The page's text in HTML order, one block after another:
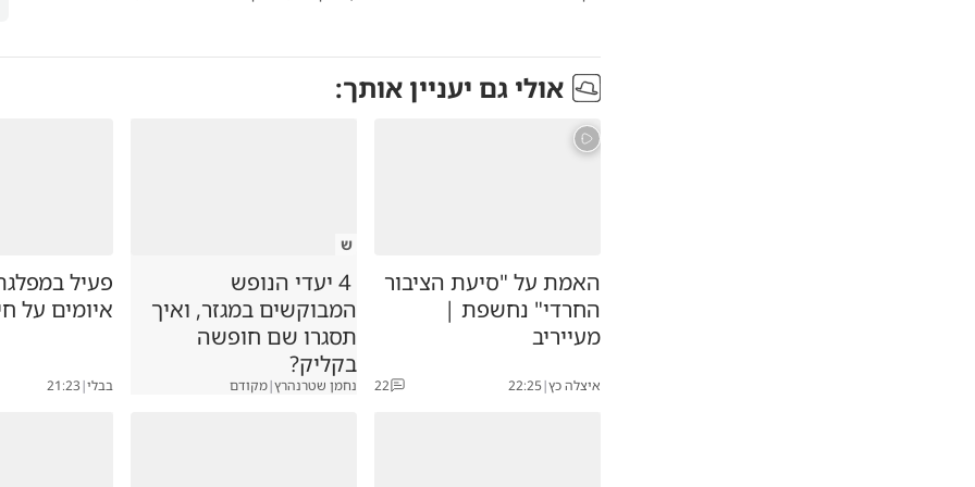
אולי גם יעניין אותך:
האמת על "סיעת הציבור
החרדי" נחשפת |
מעייריב
איצלה כץ|
22:25
22
ש
4 יעדי הנופש
המבוקשים במגזר, ואיך
תסגרו שם חופשה
בקליק?
נחמן שטרנהרץ|מקודם
פעיל
איומים על
בבלי|
21:23